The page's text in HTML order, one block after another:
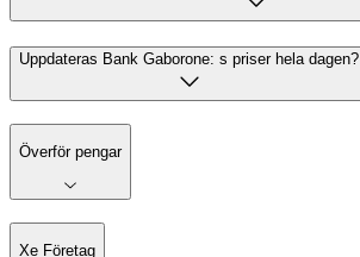
Uppdateras Bank Gaborone: s priser hela dagen?
Överför pengar
Xe Företag